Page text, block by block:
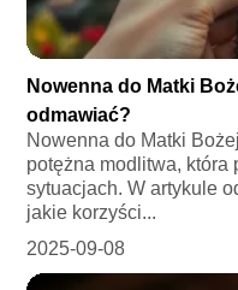
Nowenna do Matki
odmawiać?
Nowenna do Matki
potężna modlitwa, która
sytuacjach. W artykule
jakie korzyści...
2025-09-08